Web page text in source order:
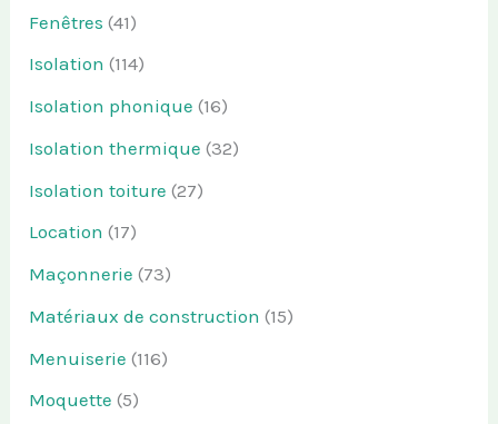
Fenêtres (41)
Isolation (114)
Isolation phonique (16)
Isolation thermique (32)
Isolation toiture (27)
Location (17)
Maçonnerie (73)
Matériaux de construction (15)
Menuiserie (116)
Moquette (5)